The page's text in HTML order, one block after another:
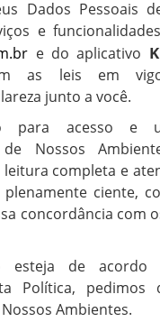
Dados Pessoais
e
e do aplicativo
as leis em
junto a você.
para acesso e
de Nossos
leitura completa e
ciente,
concordância com
esteja de acordo
Política, pedimos
Ambientes.